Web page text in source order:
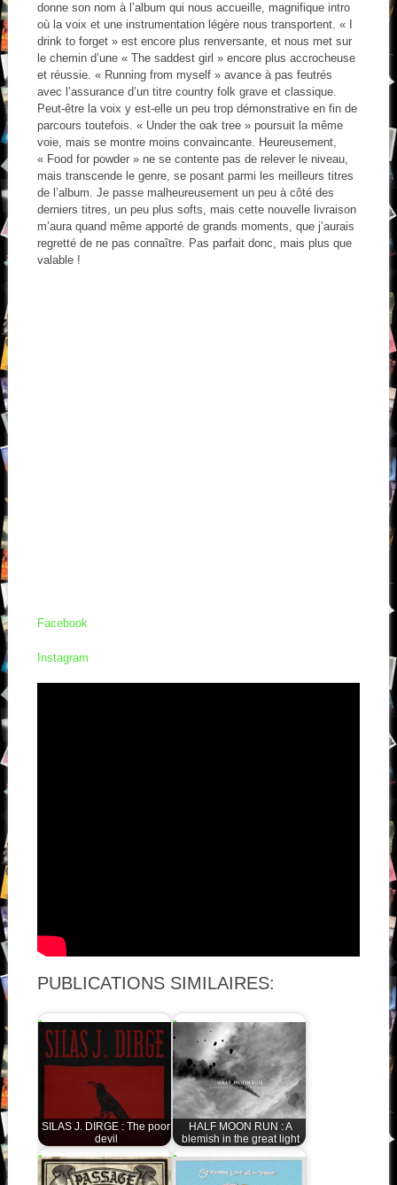
donne son nom à l’album qui nous accueille, magnifique intro
où la voix et une instrumentation légère nous transportent. « I
drink to forget » est encore plus renversante, et nous met sur
le chemin d’une « The saddest girl » encore plus accrocheuse
et réussie. « Running from myself » avance à pas feutrés
avec l’assurance d’un titre country folk grave et classique.
Peut-être la voix y est-elle un peu trop démonstrative en fin de
parcours toutefois. « Under the oak tree » poursuit la même
voie, mais se montre moins convaincante. Heureusement,
« Food for powder » ne se contente pas de relever le niveau,
mais transcende le genre, se posant parmi les meilleurs titres
de l’album. Je passe malheureusement un peu à côté des
derniers titres, un peu plus softs, mais cette nouvelle livraison
m’aura quand même apporté de grands moments, que j’aurais
regretté de ne pas connaître. Pas parfait donc, mais plus que
valable !
Facebook
Instagram
PUBLICATIONS SIMILAIRES:
SILAS J. DIRGE : The poor
devil
HALF MOON RUN : A
blemish in the great light